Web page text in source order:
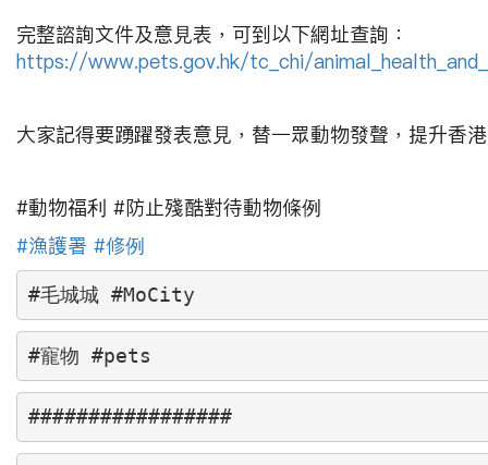
完整諮詢文件及意見表，可到以下網址查詢：
https://www.pets.gov.hk/tc_chi/
大家記得要踴躍發表意見，替一眾動物發聲，提升香
#動物福利 #防止殘酷對待動物條例
#漁護署 #修例
#毛城城 #MoCity
#寵物 #pets
#################